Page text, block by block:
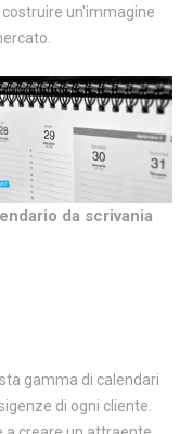
un'immagine
da scrivania
gamma di calendari
di ogni cliente.